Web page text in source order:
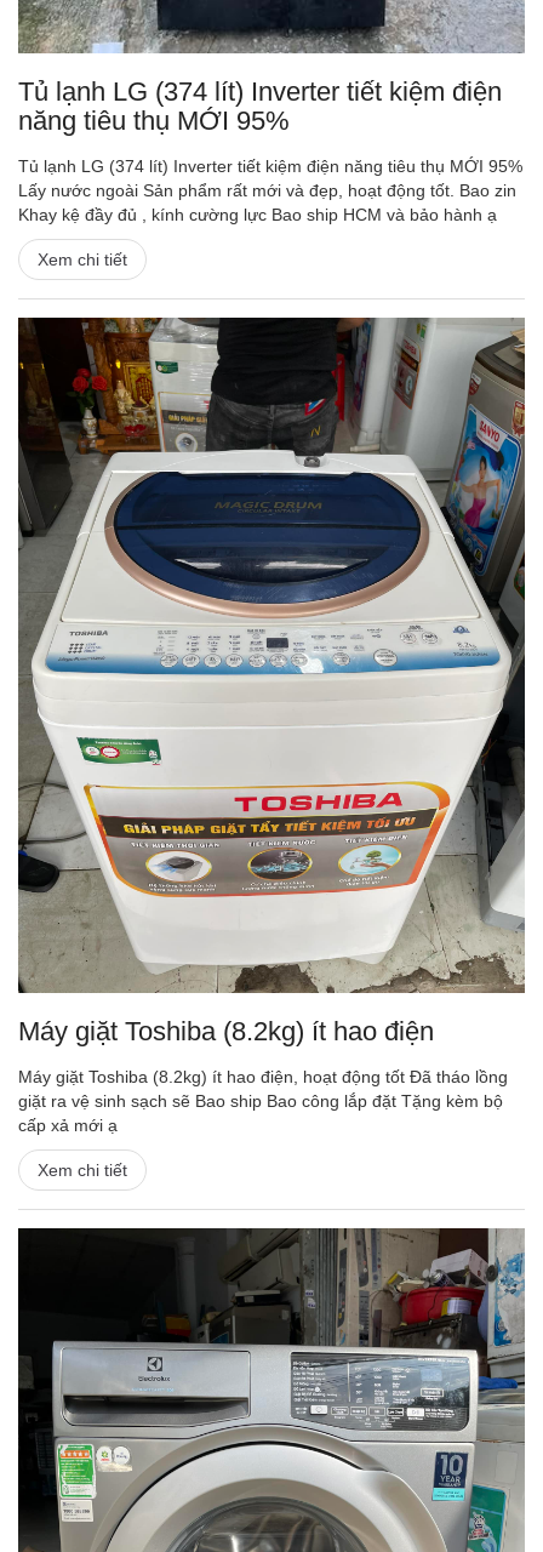
Tủ lạnh LG (374 lít) Inverter tiết kiệm điện
năng tiêu thụ MỚI 95%
Tủ lạnh LG (374 lít) Inverter tiết kiệm điện năng tiêu thụ MỚI 95%
Lấy nước ngoài Sản phẩm rất mới và đẹp, hoạt động tốt. Bao zin
Khay kệ đầy đủ , kính cường lực Bao ship HCM và bảo hành ạ
Xem chi tiết
Máy giặt Toshiba (8.2kg) ít hao điện
Máy giặt Toshiba (8.2kg) ít hao điện, hoạt động tốt Đã tháo lồng
giặt ra vệ sinh sạch sẽ Bao ship Bao công lắp đặt Tặng kèm bộ
cấp xả mới ạ
Xem chi tiết